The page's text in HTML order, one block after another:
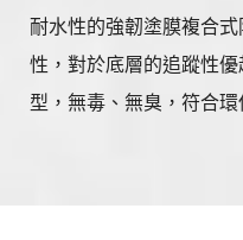
耐水性的強韌塗膜複合
性，對於底層的追蹤性
型，無毒、無臭，符合環